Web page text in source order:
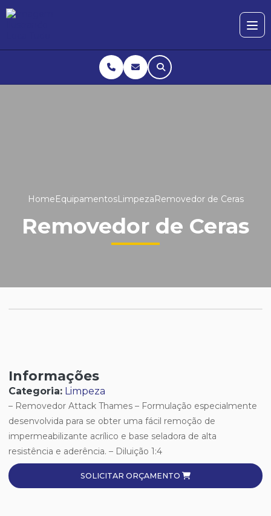
HomeEquipamentosLimpezaRemovedor de Ceras
Removedor de Ceras
Informações
Categoria: Limpeza
– Removedor Attack Thames – Formulação especialmente
desenvolvida para se obter uma fácil remoção de
impermeabilizante acrílico e base seladora de alta
resistência e aderência. – Diluição 1:4
SOLICITAR ORÇAMENTO